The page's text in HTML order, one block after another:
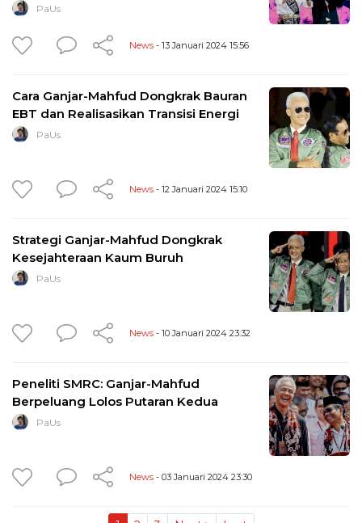
PaUs
News - 13 Januari 2024 15:56
Cara Ganjar-Mahfud Dongkrak Bauran
EBT dan Realisasikan Transisi Energi
PaUs
News - 12 Januari 2024 15:10
Strategi Ganjar-Mahfud Dongkrak
Kesejahteraan Kaum Buruh
PaUs
News - 10 Januari 2024 23:32
Peneliti SMRC: Ganjar-Mahfud
Berpeluang Lolos Putaran Kedua
PaUs
News - 03 Januari 2024 23:30